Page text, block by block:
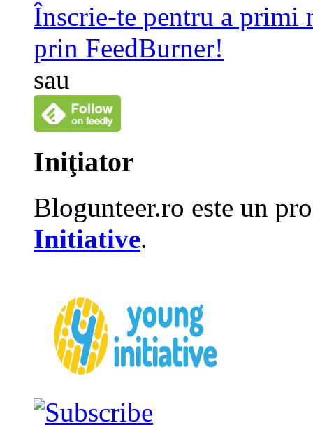
Înscrie-te pentru a primi
prin FeedBurner!
sau
Iniţiator
Blogunteer.ro este un
Initiative.